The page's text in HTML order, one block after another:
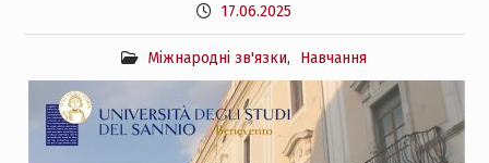
17.06.2025
Міжнародні зв'язки, Навчання